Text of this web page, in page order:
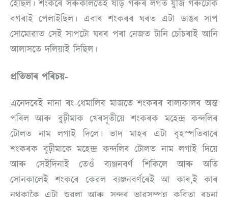
হৈছিল। শংকৰে সৰুকালতেই ষাড় গৰুৰ লগত যুঁজি গৰুটোক
বগৰাই পেলাইছিল। এবাৰ শংকৰৰ ঘৰত এটা ডাঙৰ সাপ
সোমোৱাত সেই সাপটো ঘৰৰ পৰা নেজত টানি চোঁচৰাই আনি
আলাসতে দলিয়াই দিছিল।
প্ৰতিভাৰ পৰিচয়-
এনেদৰেই নানা ৰং-ধেমালিৰ মাজতে শংকৰৰ বাল্যকালৰ অন্ত
পৰিল আৰু বুঢ়ীমাক খেৰসূতীয়ে শংকৰক মহেন্দ্ৰ কন্দলিৰ
টোলত নাম লগাই দিলে। ভাদ মাহৰ এটা বৃহস্পতিবাৰে
শংকৰক বুঢ়ীমাকে মহেন্দ্ৰ কন্দলিৰ টোলত নাম লগাই দিয়ে
আৰু সেইদিনাই তেওঁ ব্যঞ্জনবৰ্ণ শিকিলে আৰু অতি
সোনকালেই শংকৰে কেৱল ব্যঞ্জনবৰ্ণৰেই আ কাৰ,ই কাৰ